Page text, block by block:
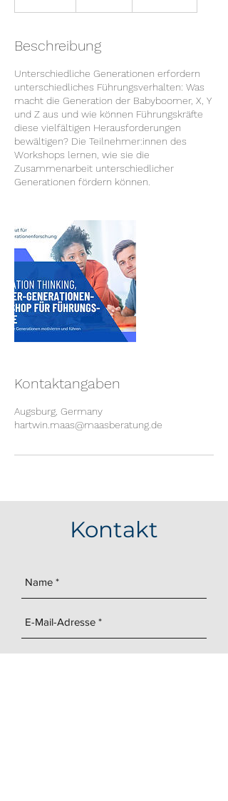
d
t
Beschreibung
Unterschiedliche Generationen erfordern
unterschiedliches Führungsverhalten: Was
macht die Generation der Babyboomer, X, Y
und Z aus und wie können Führungskräfte
diese vielfältigen Herausforderungen
bewältigen? Die Teilnehmer:innen des
Workshops lernen, wie sie die
Zusammenarbeit unterschiedlicher
Generationen fördern können.
Kontaktangaben
Augsburg, Germany
hartwin.maas@maasberatung.de
Kontakt